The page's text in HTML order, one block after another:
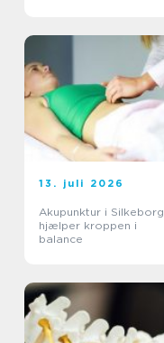
13. juli 2026
Akupunktur i Silkeborg
hjælper kroppen i
balance